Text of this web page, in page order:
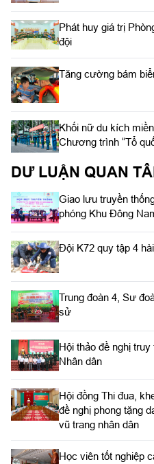
Phát huy giá trị
đội
Tăng cường bám
Khối nữ du kích
Chương trình “Tổ
DƯ LUẬN QUAN
Giao lưu truyền
phóng Khu Đông
Đội K72 quy tập 4
Trung đoàn 4, Sư
sử
Hội thảo đề nghị
Nhân dân
Hội đồng Thi đua,
đề nghị phong tặng
vũ trang nhân dân
Học viên tốt nghiệp